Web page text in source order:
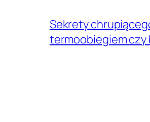
Sekrety
termoobiegiem czy